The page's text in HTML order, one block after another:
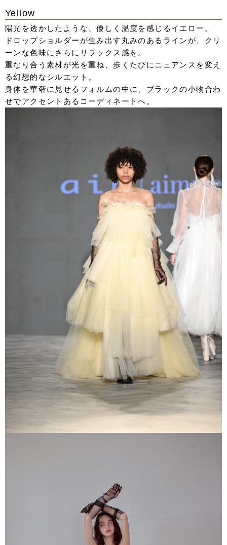
Yellow
陽光を透かしたような、優しく温度を感じるイエロー。
ドロップショルダーが生み出す丸みのあるラインが、クリ
ーンな色味にさらにリラックス感を。
重なり合う素材が光を重ね、歩くたびにニュアンスを変え
る幻想的なシルエット。
身体を華奢に見せるフォルムの中に、ブラックの小物合わ
せでアクセントあるコーディネートへ。